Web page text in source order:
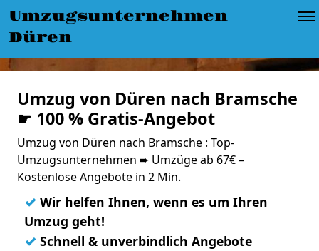
Umzugsunternehmen
Düren
Umzug von Düren nach Bramsche
☛ 100 % Gratis-Angebot
Umzug von Düren nach Bramsche : Top-
Umzugsunternehmen ➨ Umzüge ab 67€ –
Kostenlose Angebote in 2 Min.
✓ Wir helfen Ihnen, wenn es um Ihren
Umzug geht!
✓ Schnell & unverbindlich Angebote